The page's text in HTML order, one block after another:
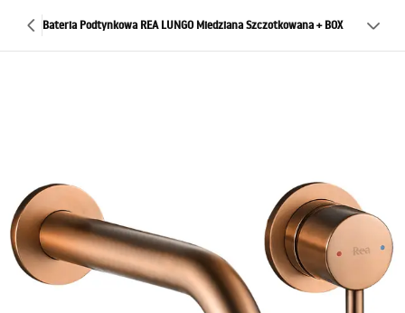
Bateria Podtynkowa REA LUNGO Miedziana Szczotkowana + BOX